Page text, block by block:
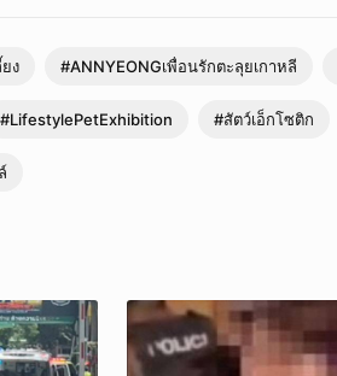
ง #ANNYEONGเพื่อนรักตะลุยเกาหลี
#LifestylePetExhibition #สัตว์เอ็กโซติก